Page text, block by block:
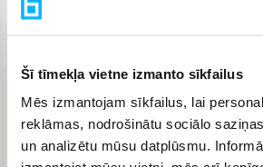
Šī tīmekļa vietne izmanto sīkfailus
Mēs izmantojam sīkfailus, lai
reklāmas, nodrošinātu sociālo
un analizētu mūsu datplūsmu.
13,99 €